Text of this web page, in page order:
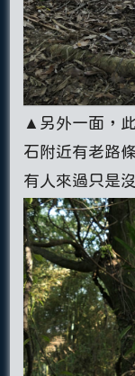
▲另外一面，
石附近有老路
有人來過只是